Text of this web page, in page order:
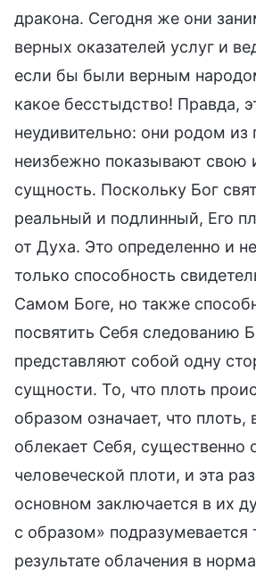
дракона. Сегодня же они
верных оказателей услуг и
если бы были верным
какое бесстыдство! Правда,
неудивительно: они родом из
неизбежно показывают свою
сущность. Поскольку Бог
реальный и подлинный, Его
от Духа. Это определенно и
только способность
Самом Боге, но также
посвятить Себя следованию
представляют собой одну
сущности. То, что плоть
образом означает, что
облекает Себя, существенно
человеческой плоти, и эта
основном заключается в их
с образом» подразумевается
результате облачения в